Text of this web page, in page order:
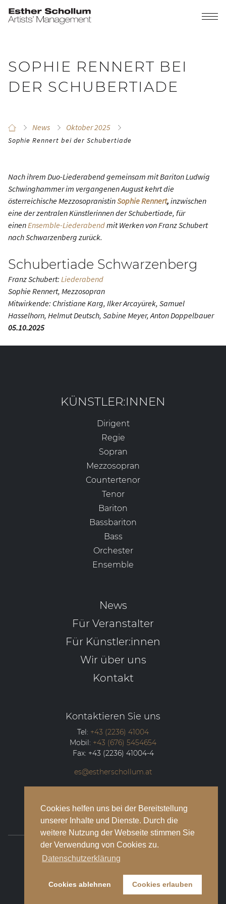
Cookies helfen uns bei der Bereitstellung
unserer Inhalte und Dienste. Durch die
weitere Nutzung der Webseite stimmen Sie
der Verwendung von Cookies zu.
Datenschutzerklärung
Cookies ablehnen Cookies erlauben
SOPHIE RENNERT BEI
DER SCHUBERTIADE
News Oktober 2025
Sophie Rennert bei der Schubertiade
Nach ihrem Duo-Liederabend gemeinsam mit Bariton Ludwig
Schwinghammer im vergangenen August kehrt die
österreichische MezzosopranistinSophie Rennert, inzwischen
eine der zentralen Künstlerinnen der Schubertiade, für
einenEnsemble-Liederabendmit Werken von Franz Schubert
nach Schwarzenberg zurück.
Schubertiade Schwarzenberg
Franz Schubert: Liederabend
Sophie Rennert, Mezzosopran
Mitwirkende: Christiane Karg, Ilker Arcayürek, Samuel
Hasselhorn, Helmut Deutsch, Sabine Meyer, Anton Doppelbauer
05.10.2025
KÜNSTLER:INNEN
Dirigent
Regie
Sopran
Mezzosopran
Countertenor
Tenor
Bariton
Bassbariton
Bass
Orchester
Ensemble
News
Für Veranstalter
Für Künstler:innen
Wir über uns
Kontakt
Kontaktieren Sie uns
Tel: +43 (2236) 41004
Mobil: +43 (676) 5454654
Fax: +43 (2236) 41004-4
es@estherschollum.at
2340 Mödling
Impressum
Datenschutzbestimmungen